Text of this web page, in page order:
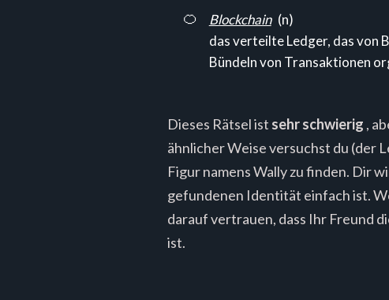
🍊 Blockchain (n)
das verteilte Ledger, das von
Bündeln von Transaktionen
Dieses Rätsel ist sehr schwierig ,
ähnlicher Weise versuchst du (der
Figur namens Wally zu finden. Dir
gefundenen Identität einfach ist.
darauf vertrauen, dass Ihr Freund
ist.